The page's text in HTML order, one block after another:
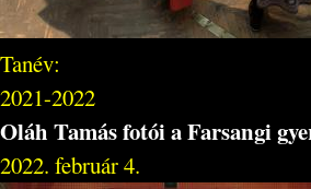
Tanév:
2021-2022
Oláh Tamás fotói a Farsangi
2022. február 4.